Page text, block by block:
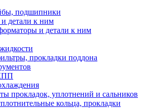
подшипники
детали к ним
и детали к ним
прокладки поддона
прокладок, уплотнений и сальников
кольца, прокладки